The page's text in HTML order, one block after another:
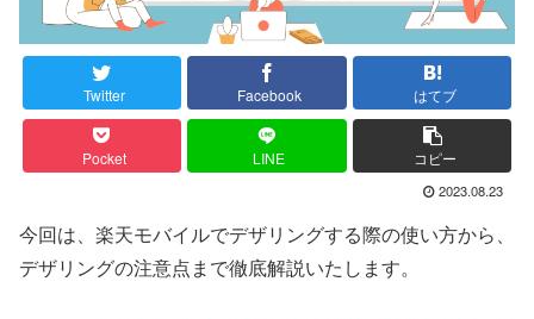
Twitter Facebook はてブ
Pocket LINE コピー
2023.08.23
今回は、楽天モバイルでデザリングする際の使い方から、
デザリングの注意点まで徹底解説いたします。